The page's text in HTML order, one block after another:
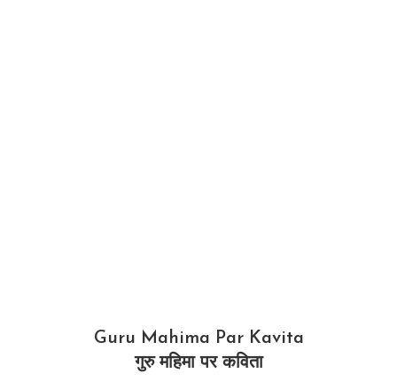
Guru Mahima Par Kavita
गुरु महिमा पर कविता